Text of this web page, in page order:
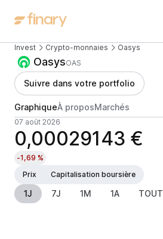
Invest Crypto-monnaies Oasys
OasysOAS
Suivre dans votre portfolio
GraphiqueÀ proposMarchés
07 août 2026
0,00029143 €
-1,69 %
Prix
Capitalisation boursière
1J 7J 1M 1A TOUT